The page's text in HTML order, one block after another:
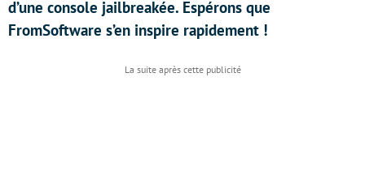
d’une console jailbreakée. Espérons que
FromSoftware s’en inspire rapidement !